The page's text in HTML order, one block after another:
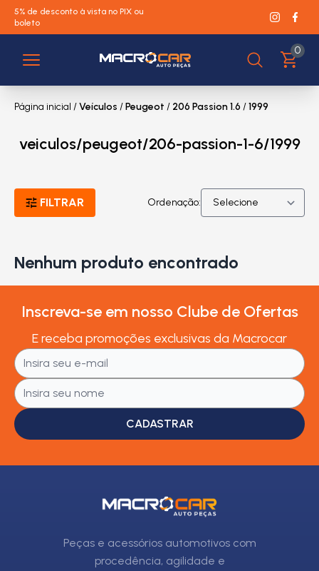
5% de desconto à vista no PIX ou
boleto
0
Página inicial /Veículos /Peugeot / 206 Passion 1.6/1999
veiculos/peugeot/206-passion-1-6/1999
FILTRAR Ordenação:
Nenhum produto encontrado
Inscreva-se em nosso Clube de Ofertas
E receba promoções exclusivas da Macrocar
CADASTRAR
Peças e acessórios automotivos com
procedência, agilidade e